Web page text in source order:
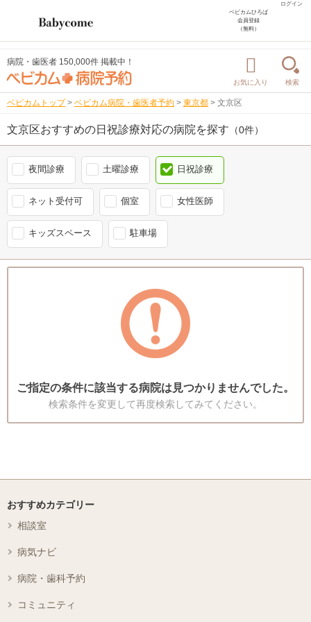
ログイン
ベビカムひろば
会員登録
（無料）
病院・歯医者 150,000件 掲載中！
お気に入り 検索
ベビカムトップ > ベビカム病院・歯医者予約 > 東京都 > 文京区
文京区おすすめの日祝診療対応の病院を探す （0件）
夜間診療 土曜診療 日祝診療
ネット受付可 個室 女性医師
キッズスペース 駐車場
ご指定の条件に該当する病院は見つかりませんでした。
検索条件を変更して再度検索してみてください。
おすすめカテゴリー
相談室
病気ナビ
病院・歯科予約
コミュニティ